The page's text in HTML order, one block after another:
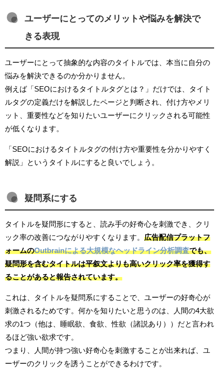
ユーザーにとってのメリットや悩みを解決で
きる表現
ユーザーにとって抽象的な内容のタイトルでは、本当に自分の
悩みを解決できるのか分かりません。
例えば「SEOにおけるタイトルタグとは？」だけでは、タイト
ルタグの定義だけを解説したページと判断され、付け方やメリ
ット、重要性などを知りたいユーザーにクリックされる可能性
が低くなります。
「SEOにおけるタイトルタグの付け方や重要性を分かりやすく
解説」というタイトルにすると良いでしょう。
疑問系にする
タイトルを疑問形にすると、読み手の好奇心を刺激でき、クリ
ック率の改善につながりやすくなります。 広告配信プラットフ
ォームのOutbrainによる大規模なヘッドライン分析調査でも、
疑問形を含むタイトルは平叙文よりも高いクリック率を獲得す
ることがあると報告されています。
これは、タイトルを疑問系にすることで、ユーザーの好奇心が
刺激されるためです。何かを知りたいと思うのは、人間の4大欲
求の1つ（他は、睡眠欲、食欲、性欲（諸説あり））だと言われ
るほど強い欲求です。
つまり、人間が持つ強い好奇心を刺激することが出来れば、ユ
ーザーのクリックを誘うことができるわけです。